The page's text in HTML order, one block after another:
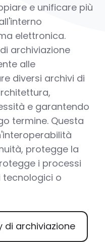
e unificare più
elettronica.
archiviazione
alle
diversi archivi di
e garantendo
termine. Questa
protegge la
i processi
o
di archiviazione